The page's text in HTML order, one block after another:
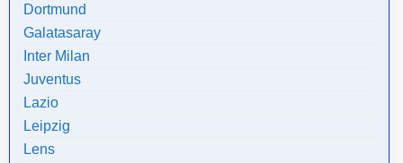
Dortmund
Galatasaray
Inter Milan
Juventus
Lazio
Leipzig
Lens